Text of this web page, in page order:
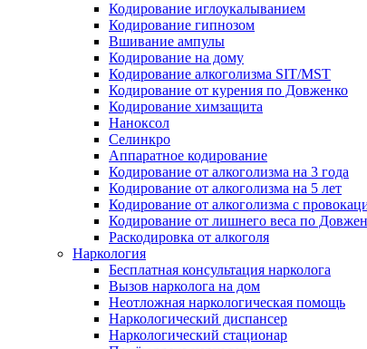
Кодирование иглоукалыванием
Кодирование гипнозом
Вшивание ампулы
Кодирование на дому
Кодирование алкоголизма SIT/MST
Кодирование от курения по Довженко
Кодирование химзащита
Наноксол
Селинкро
Аппаратное кодирование
Кодирование от алкоголизма на 3 года
Кодирование от алкоголизма на 5 лет
Кодирование от алкоголизма с
Кодирование от лишнего веса по
Раскодировка от алкоголя
Наркология
Бесплатная консультация нарколога
Вызов нарколога на дом
Неотложная наркологическая помощь
Наркологический диспансер
Наркологический стационар